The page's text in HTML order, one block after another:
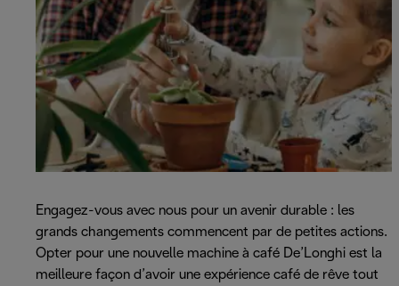
Engagez-vous avec nous pour un avenir durable : les
grands changements commencent par de petites actions.
Opter pour une nouvelle machine à café De’Longhi est la
meilleure façon d’avoir une expérience café de rêve tout